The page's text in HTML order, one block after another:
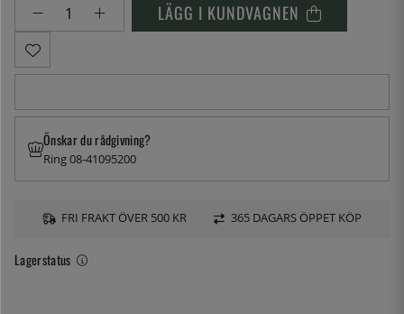
LÄGG I KUNDVAGNEN
Lagerstatus
Önskar du rådgivning?
Ring 08-41095200
FRI FRAKT ÖVER 500 KR 365 DAGARS ÖPPET KÖP